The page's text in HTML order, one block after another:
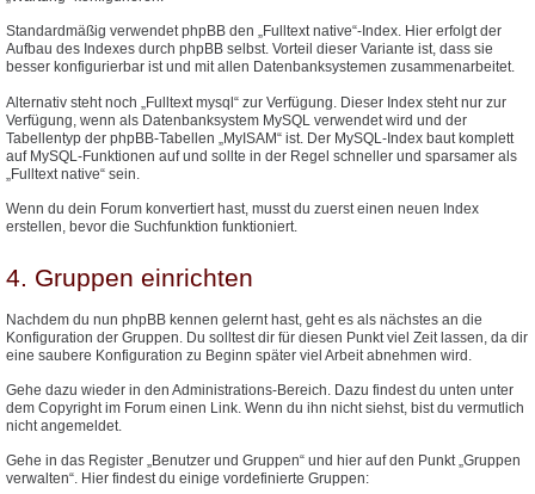
Standardmäßig verwendet phpBB den „Fulltext native“-Index. Hier erfolgt der
Aufbau des Indexes durch phpBB selbst. Vorteil dieser Variante ist, dass sie
besser konfigurierbar ist und mit allen Datenbanksystemen zusammenarbeitet.
Alternativ steht noch „Fulltext mysql“ zur Verfügung. Dieser Index steht nur zur
Verfügung, wenn als Datenbanksystem MySQL verwendet wird und der
Tabellentyp der phpBB-Tabellen „MyISAM“ ist. Der MySQL-Index baut komplett
auf MySQL-Funktionen auf und sollte in der Regel schneller und sparsamer als
„Fulltext native“ sein.
Wenn du dein Forum konvertiert hast, musst du zuerst einen neuen Index
erstellen, bevor die Suchfunktion funktioniert.
4. Gruppen einrichten
Nachdem du nun phpBB kennen gelernt hast, geht es als nächstes an die
Konfiguration der Gruppen. Du solltest dir für diesen Punkt viel Zeit lassen, da dir
eine saubere Konfiguration zu Beginn später viel Arbeit abnehmen wird.
Gehe dazu wieder in den Administrations-Bereich. Dazu findest du unten unter
dem Copyright im Forum einen Link. Wenn du ihn nicht siehst, bist du vermutlich
nicht angemeldet.
Gehe in das Register „Benutzer und Gruppen“ und hier auf den Punkt „Gruppen
verwalten“. Hier findest du einige vordefinierte Gruppen: